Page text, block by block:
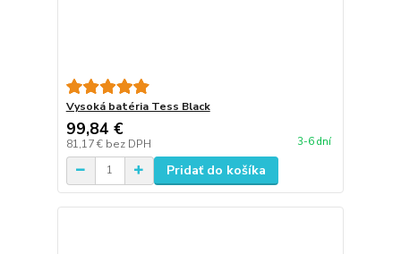
Vysoká batéria Tess Black
99,84 €
81,17 € bez DPH 3-6 dní
Pridať do košíka